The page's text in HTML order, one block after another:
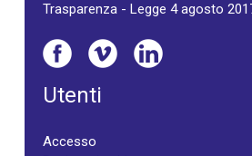
Trasparenza - Legge 4 agosto
Utenti
Accesso